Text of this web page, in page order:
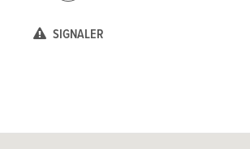
SIGNALER